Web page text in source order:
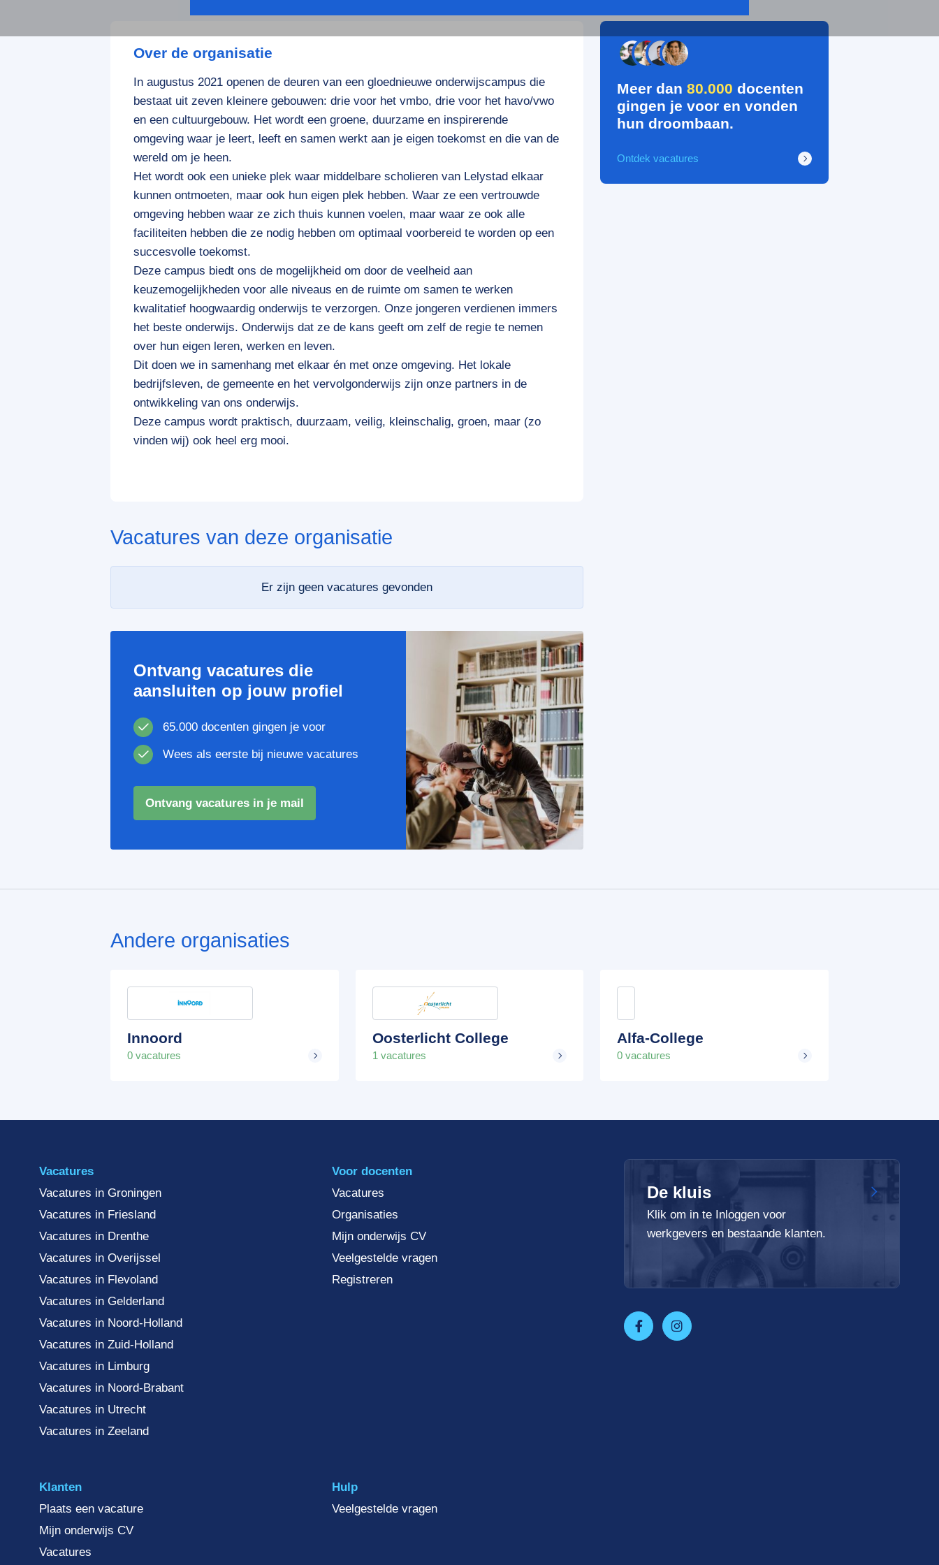
Over de organisatie
In augustus 2021 openen de deuren van een gloednieuwe onderwijscampus die
bestaat uit zeven kleinere gebouwen: drie voor het vmbo, drie voor het havo/vwo
en een cultuurgebouw. Het wordt een groene, duurzame en inspirerende
omgeving waar je leert, leeft en samen werkt aan je eigen toekomst en die van de
wereld om je heen.
Het wordt ook een unieke plek waar middelbare scholieren van Lelystad elkaar
kunnen ontmoeten, maar ook hun eigen plek hebben. Waar ze een vertrouwde
omgeving hebben waar ze zich thuis kunnen voelen, maar waar ze ook alle
faciliteiten hebben die ze nodig hebben om optimaal voorbereid te worden op een
succesvolle toekomst.
Deze campus biedt ons de mogelijkheid om door de veelheid aan
keuzemogelijkheden voor alle niveaus en de ruimte om samen te werken
kwalitatief hoogwaardig onderwijs te verzorgen. Onze jongeren verdienen immers
het beste onderwijs. Onderwijs dat ze de kans geeft om zelf de regie te nemen
over hun eigen leren, werken en leven.
Dit doen we in samenhang met elkaar én met onze omgeving. Het lokale
bedrijfsleven, de gemeente en het vervolgonderwijs zijn onze partners in de
ontwikkeling van ons onderwijs.
Deze campus wordt praktisch, duurzaam, veilig, kleinschalig, groen, maar (zo
vinden wij) ook heel erg mooi.
Vacatures van deze organisatie
Er zijn geen vacatures gevonden
Ontvang vacatures die
aansluiten op jouw profiel
65.000 docenten gingen je voor
Wees als eerste bij nieuwe vacatures
Ontvang vacatures in je mail
Meer dan80.000 docenten
gingen je voor en vonden
hun droombaan.
Ontdek vacatures
Andere organisaties
Innoord
0 vacatures
Oosterlicht College
1 vacatures
Alfa-College
0 vacatures
Vacatures
Vacatures in Groningen
Vacatures in Friesland
Vacatures in Drenthe
Vacatures in Overijssel
Vacatures in Flevoland
Vacatures in Gelderland
Vacatures in Noord-Holland
Vacatures in Zuid-Holland
Vacatures in Limburg
Vacatures in Noord-Brabant
Vacatures in Utrecht
Vacatures in Zeeland
Voor docenten
Vacatures
Organisaties
Mijn onderwijs CV
Veelgestelde vragen
Registreren
Klanten
Plaats een vacature
Mijn onderwijs CV
Vacatures
Hulp
Veelgestelde vragen
De kluis
Klik om in te Inloggen voor
werkgevers en bestaande klanten.